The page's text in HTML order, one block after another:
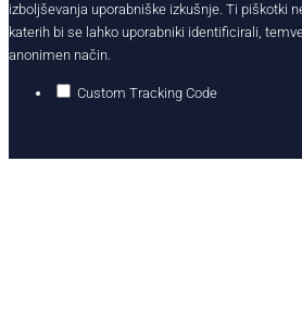
izboljševanja uporabniške izkušnje. Ti piškotki
katerih bi se lahko uporabniki identificirali,
anonimen način.
Custom Tracking Code